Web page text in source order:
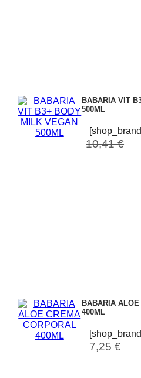
BABARIA VIT
500ML
10,41 €
BABARIA
400ML
7,25 €